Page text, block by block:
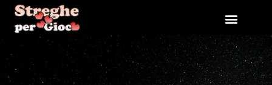
contenuto